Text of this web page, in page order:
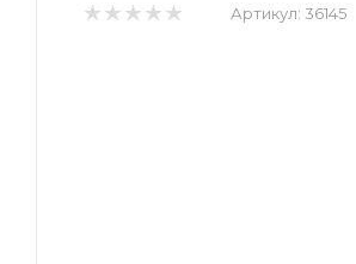
Артикул: 36145